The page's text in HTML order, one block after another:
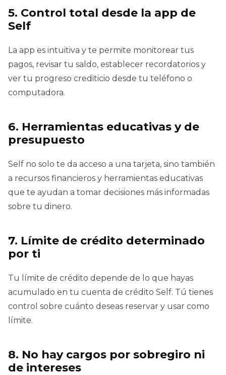
5. Control total desde la app de
Self
La app es intuitiva y te permite monitorear tus
pagos, revisar tu saldo, establecer recordatorios y
ver tu progreso crediticio desde tu teléfono o
computadora.
6. Herramientas educativas y de
presupuesto
Self no solo te da acceso a una tarjeta, sino también
a recursos financieros y herramientas educativas
que te ayudan a tomar decisiones más informadas
sobre tu dinero.
7. Límite de crédito determinado
por ti
Tu límite de crédito depende de lo que hayas
acumulado en tu cuenta de crédito Self. Tú tienes
control sobre cuánto deseas reservar y usar como
límite.
8. No hay cargos por sobregiro ni
de intereses